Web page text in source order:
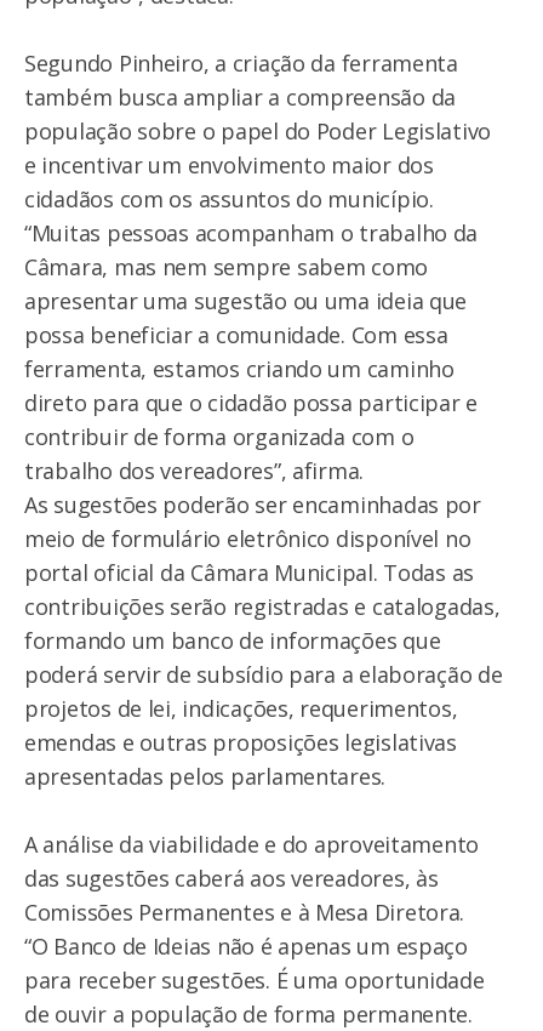
Segundo Pinheiro, a criação da ferramenta
também busca ampliar a compreensão da
população sobre o papel do Poder Legislativo
e incentivar um envolvimento maior dos
cidadãos com os assuntos do município.
“Muitas pessoas acompanham o trabalho da
Câmara, mas nem sempre sabem como
apresentar uma sugestão ou uma ideia que
possa beneficiar a comunidade. Com essa
ferramenta, estamos criando um caminho
direto para que o cidadão possa participar e
contribuir de forma organizada com o
trabalho dos vereadores”, afirma.
As sugestões poderão ser encaminhadas por
meio de formulário eletrônico disponível no
portal oficial da Câmara Municipal. Todas as
contribuições serão registradas e catalogadas,
formando um banco de informações que
poderá servir de subsídio para a elaboração de
projetos de lei, indicações, requerimentos,
emendas e outras proposições legislativas
apresentadas pelos parlamentares.
A análise da viabilidade e do aproveitamento
das sugestões caberá aos vereadores, às
Comissões Permanentes e à Mesa Diretora.
“O Banco de Ideias não é apenas um espaço
para receber sugestões. É uma oportunidade
de ouvir a população de forma permanente.